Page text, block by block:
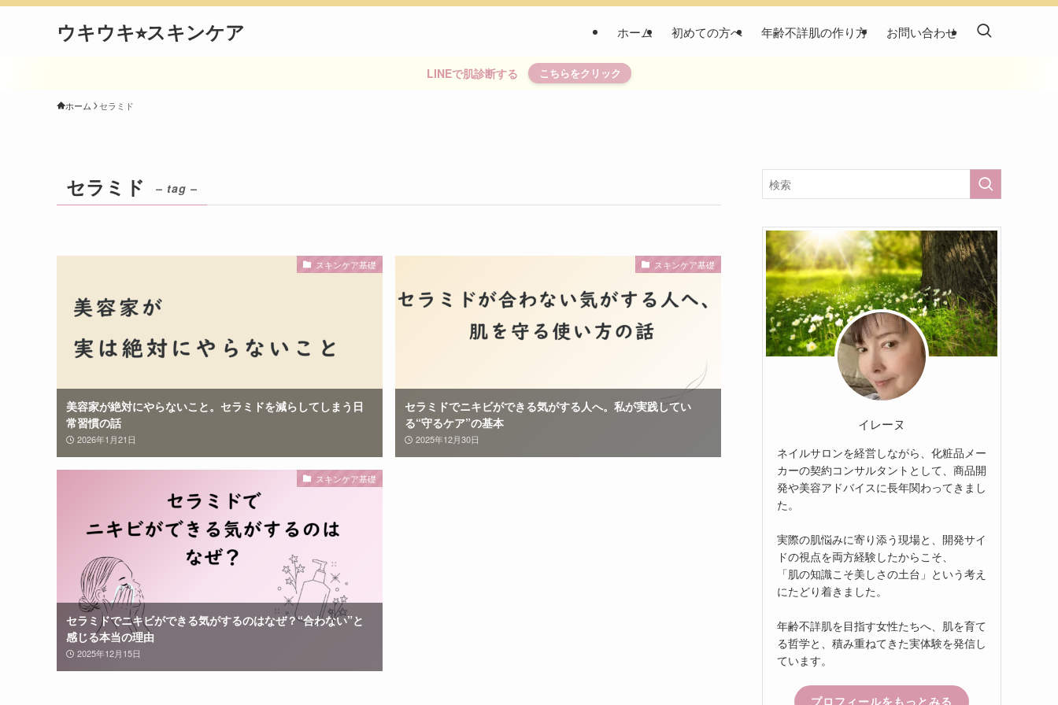
ウキウキ⭐︎スキンケア ホーム 初めての方へ 年齢不詳肌の作り方 お問い合わせ
LINEで肌診断する こちらをクリック
ホーム セラミド
セラミド – tag –
スキンケア基礎
美容家が絶対にやらないこと。セラミドを減らしてしまう日
常習慣の話
2026年1月21日
スキンケア基礎
セラミドでニキビができる気がする人へ。私が実践してい
る“守るケア”の基本
2025年12月30日
スキンケア基礎
セラミドでニキビができる気がするのはなぜ？“合わない”と
感じる本当の理由
2025年12月15日
イレーヌ
ネイルサロンを経営しながら、化粧品メー
カーの契約コンサルタントとして、商品開
発や美容アドバイスに長年関わってきまし
た。
実際の肌悩みに寄り添う現場と、開発サイ
ドの視点を両方経験したからこそ、
「肌の知識こそ美しさの土台」という考え
にたどり着きました。
年齢不詳肌を目指す女性たちへ、肌を育て
る哲学と、積み重ねてきた実体験を発信し
ています。
プロフィールをもっとみる